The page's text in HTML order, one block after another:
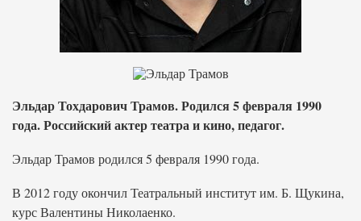
Эльдар Тохдарович Трамов. Родился 5 февраля 1990
года. Российский актер театра и кино, педагог.
Эльдар Трамов родился 5 февраля 1990 года.
В 2012 году окончил Театральный институт им. Б. Щукина,
курс Валентины Николаенко.